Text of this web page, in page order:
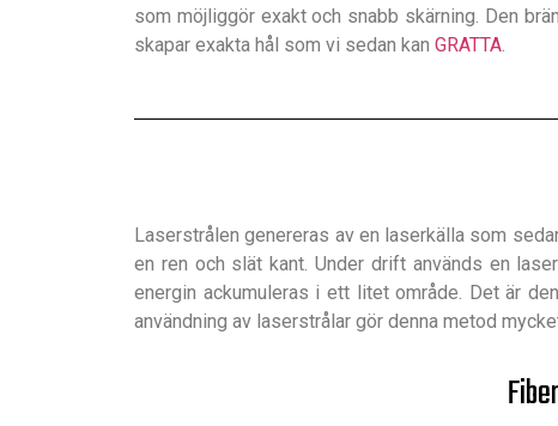
som möjliggör exakt och snabb skärning. Den
skapar exakta hål som vi sedan kan GRATTA
Laserstrålen genereras av en laserkälla som
en ren och slät kant. Under drift används en
energin ackumuleras i ett litet område. Det är
användning av laserstrålar gör denna metod